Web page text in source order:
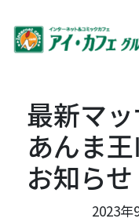
最新マ
あんま
お知らせ
2023年